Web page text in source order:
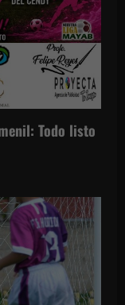
Todo listo